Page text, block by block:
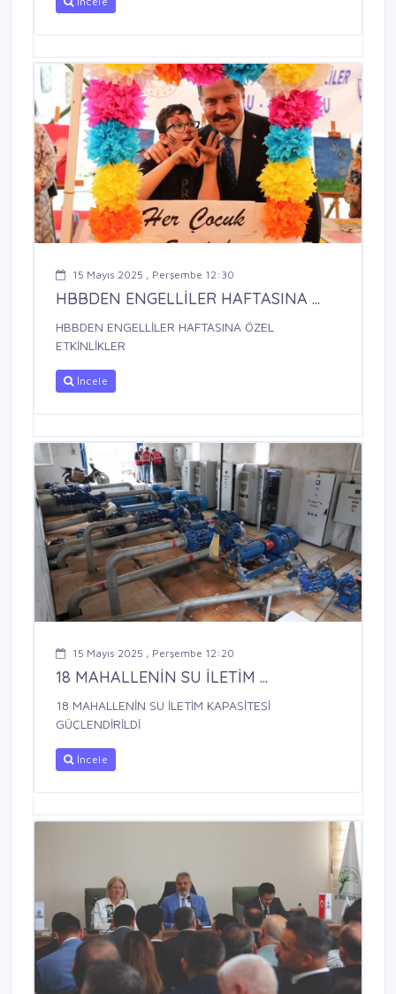
15 Mayıs 2025 , Perşembe 12:30
HBBDEN ENGELLİLER HAFTASINA ...
HBBDEN ENGELLİLER HAFTASINA ÖZEL
ETKİNLİKLER
İncele
15 Mayıs 2025 , Perşembe 12:20
18 MAHALLENİN SU İLETİM ...
18 MAHALLENİN SU İLETİM KAPASİTESİ
GÜÇLENDİRİLDİ
İncele